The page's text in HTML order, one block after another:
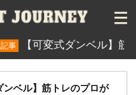
変式ダンベル】筋トレの
ンベル】筋トレのプロが